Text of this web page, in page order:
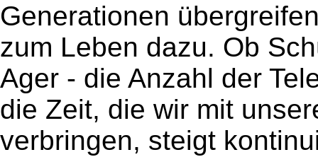
Generationen
zum Leben dazu. Ob
Ager - die Anzahl der
die Zeit, die wir mit
verbringen, steigt